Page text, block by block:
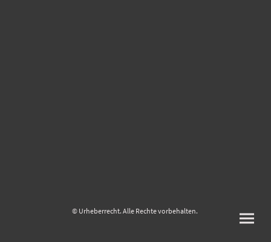
© Urheberrecht. Alle Rechte vorbehalten.